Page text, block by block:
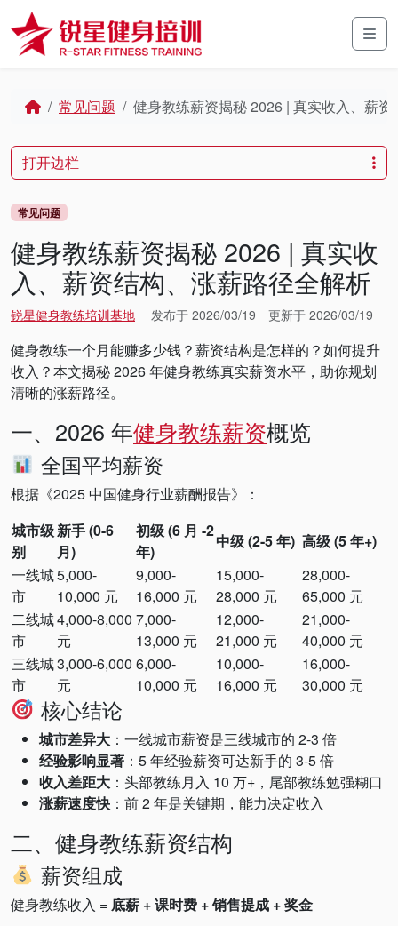
Skip to content
Skip to footer
Home常见问题 健身教练薪资揭秘 2026 | 真实收入、薪
常见问题
健身教练薪资揭秘 2026 | 真实收
入、薪资结构、涨薪路径全解析
锐星健身教练培训基地 发布于 2026/03/19 更新于 2026/03/19
健身教练一个月能赚多少钱？薪资结构是怎样的？如何提升
收入？本文揭秘 2026 年健身教练真实薪资水平，助你规划
清晰的涨薪路径。
一、2026 年健身教练薪资概览
全国平均薪资
根据《2025 中国健身行业薪酬报告》：
城市级
别
新手 (0-6
月)
初级 (6 月 -2
年)
中级 (2-5 年) 高级 (5 年+)
一线城
市
5,000-
10,000 元
9,000-
16,000 元
15,000-
28,000 元
28,000-
65,000 元
二线城
市
4,000-8,000
元
7,000-
13,000 元
12,000-
21,000 元
21,000-
40,000 元
三线城
市
3,000-6,000
元
6,000-
10,000 元
10,000-
16,000 元
16,000-
30,000 元
核心结论
城市差异大 ：一线城市薪资是三线城市的 2-3 倍
经验影响显著 ：5 年经验薪资可达新手的 3-5 倍
收入差距大 ：头部教练月入 10 万+，尾部教练勉强糊口
涨薪速度快 ：前 2 年是关键期，能力决定收入
二、健身教练薪资结构
薪资组成
健身教练收入 = 底薪 + 课时费 + 销售提成 + 奖金
打开边栏